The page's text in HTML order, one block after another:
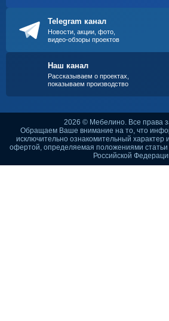
Telegram канал
Новости, акции, фото,
видео-обзоры проектов
Наш канал
Рассказываем о проектах,
показываем производство
2026 © Мебелино. Все права
Обращаем Ваше внимание на то, что
исключительно ознакомительный характер
офертой, определяемая положениями статьи
Российской